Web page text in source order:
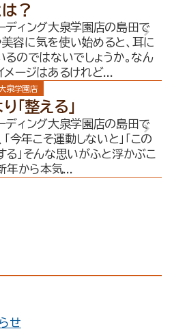
？
ディング大泉学園店の島田で
美容に気を使い始めると、耳に
るのではないでしょうか。なん
メージはあるけれど...
泉学園店
「整える」
ディング大泉学園店の島田で
今年こそ運動しないと」「この
る」そんな思いがふと浮かぶこ
年から本気...
せ